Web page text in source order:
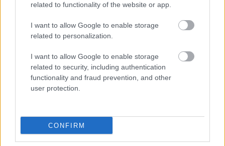
related to functionality of the website or app.
I want to allow Google to enable storage
related to personalization.
I want to allow Google to enable storage
related to security, including authentication
functionality and fraud prevention, and other
user protection.
CONFIRM